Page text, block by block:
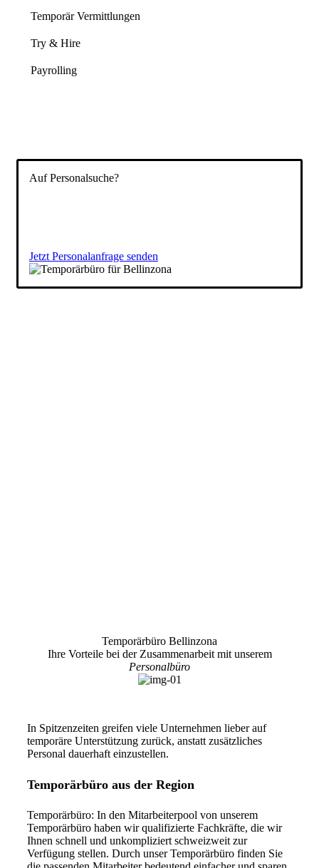
Temporär Vermittlungen
Try & Hire
Payrolling
Auf Personalsuche?
Jetzt Personalanfrage senden
Temporärbüro Bellinzona
Ihre Vorteile bei der Zusammenarbeit mit unserem
Personalbüro
In Spitzenzeiten greifen viele Unternehmen lieber auf
temporäre Unterstützung zurück, anstatt zusätzliches
Personal dauerhaft einzustellen.
Temporärbüro aus der Region
Temporärbüro: In den Mitarbeiterpool von unserem
Temporärbüro haben wir qualifizierte Fachkräfte, die wir
Ihnen schnell und unkompliziert schweizweit zur
Verfügung stellen. Durch unser Temporärbüro finden Sie